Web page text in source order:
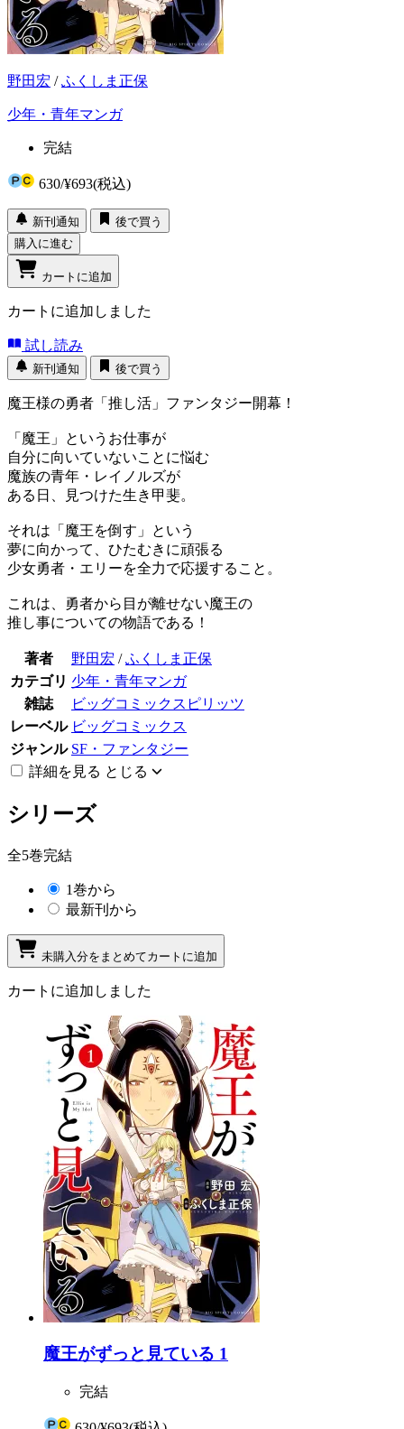
野田宏 /ふくしま正保
少年・青年マンガ
完結
630/¥693(税込)
新刊通知
後で買う
購入に進む
カートに追加
カートに追加しました
試し読み
新刊通知 後で買う
魔王様の勇者「推し活」ファンタジー開幕！
「魔王」というお仕事が
自分に向いていないことに悩む
魔族の青年・レイノルズが
ある日、見つけた生き甲斐。
それは「魔王を倒す」という
夢に向かって、ひたむきに頑張る
少女勇者・エリーを全力で応援すること。
これは、勇者から目が離せない魔王の
推し事についての物語である！
著者 野田宏 /ふくしま正保
カテゴリ 少年・青年マンガ
雑誌
ビッグコミックスピリッツ
レーベル ビッグコミックス
ジャンル SF・ファンタジー
詳細を見る とじる
シリーズ
全5巻完結
1巻から
最新刊から
未購入分をまとめてカートに追加
カートに追加しました
魔王がずっと見ている 1
完結